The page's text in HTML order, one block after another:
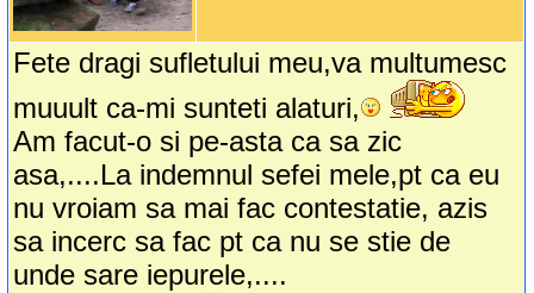
Fete dragi sufletului meu,va multumesc
muuult ca-mi sunteti alaturi,
Am facut-o si pe-asta ca sa zic
asa,....La indemnul sefei mele,pt ca eu
nu vroiam sa mai fac contestatie, azis
sa incerc sa fac pt ca nu se stie de
unde sare iepurele,....